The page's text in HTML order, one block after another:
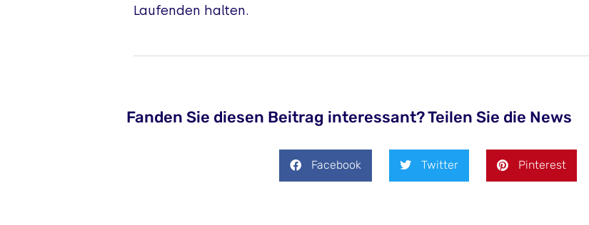
Laufenden halten.
Fanden Sie diesen Beitrag interessant? Teilen Sie die News
Facebook Twitter Pinterest